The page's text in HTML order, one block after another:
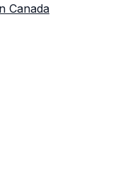
Canada